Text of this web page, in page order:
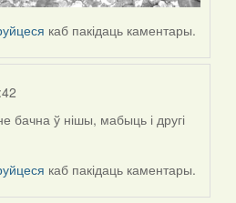
каб пакідаць каментары.
бачна ў нішы, мабыць і другі
каб пакідаць каментары.